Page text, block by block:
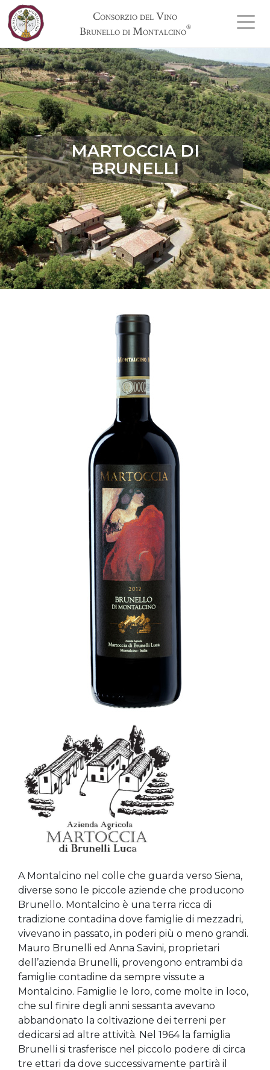
Consorzio del Vino
Brunello di Montalcino®
MARTOCCIA DI
BRUNELLI
A Montalcino nel colle che guarda verso Siena,
diverse sono le piccole aziende che producono
Brunello. Montalcino è una terra ricca di
tradizione contadina dove famiglie di mezzadri,
vivevano in passato, in poderi più o meno grandi.
Mauro Brunelli ed Anna Savini, proprietari
dell’azienda Brunelli, provengono entrambi da
famiglie contadine da sempre vissute a
Montalcino. Famiglie le loro, come molte in loco,
che sul finire degli anni sessanta avevano
abbandonato la coltivazione dei terreni per
dedicarsi ad altre attività. Nel 1964 la famiglia
Brunelli si trasferisce nel piccolo podere di circa
tre ettari da dove successivamente partirà il